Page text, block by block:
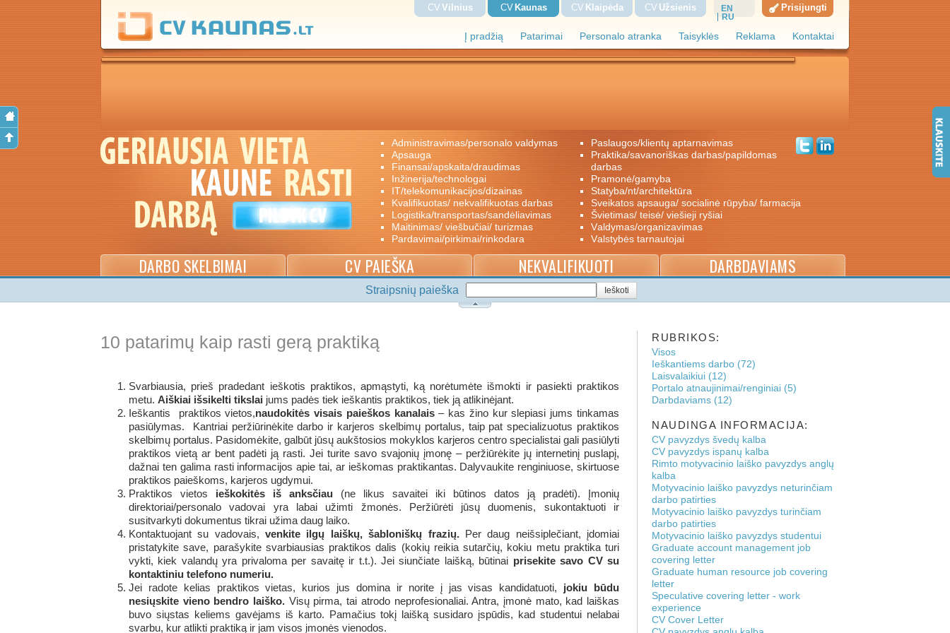
Į pradžią Patarimai Personalo atranka Taisyklės Reklama Kontaktai
CV Vilnius CV Kaunas CV Klaipėda CV Užsienis
EN
RU
Prisijungti
administravimas/personalo valdymas
apsauga
finansai/apskaita/draudimas
inžinerija/technologai
IT/telekomunikacijos/dizainas
kvalifikuotas/ nekvalifikuotas darbas
logistika/transportas/sandėliavimas
maitinimas/ viešbučiai/ turizmas
pardavimai/pirkimai/rinkodara
paslaugos/klientų aptarnavimas
praktika/savanoriškas darbas/papildomas
darbas
pramonė/gamyba
statyba/nt/architektūra
sveikatos apsauga/ socialinė rūpyba/ farmacija
švietimas/ teisė/ viešieji ryšiai
valdymas/organizavimas
valstybės tarnautojai
DARBO SKELBIMAI CV PAIEŠKA NEKVALIFIKUOTI DARBDAVIAMS
Straipsnių paieška
10 patarimų kaip rasti gerą praktiką
Svarbiausia, prieš pradedant ieškotis praktikos, apmąstyti, ką norėtumėte išmokti ir pasiekti praktikos
metu. Aiškiai išsikelti tikslai jums padės tiek ieškantis praktikos, tiek ją atlikinėjant.
Ieškantis praktikos vietos,naudokitės visais paieškos kanalais– kas žino kur slepiasi jums tinkamas
pasiūlymas. Kantriai peržiūrinėkite darbo ir karjeros skelbimų portalus, taip pat specializuotus praktikos
skelbimų portalus. Pasidomėkite, galbūt jūsų aukštosios mokyklos karjeros centro specialistai gali pasiūlyti
praktikos vietą ar bent padėti ją rasti. Jei turite savo svajonių įmonę – peržiūrėkite jų internetinį puslapį,
dažnai ten galima rasti informacijos apie tai, ar ieškomas praktikantas. Dalyvaukite renginiuose, skirtuose
praktikos paieškoms, karjeros ugdymui.
Praktikos vietos ieškokitės iš anksčiau (ne likus savaitei iki būtinos datos ją pradėti). Įmonių
direktoriai/personalo vadovai yra labai užimti žmonės. Peržiūrėti jūsų duomenis, sukontaktuoti ir
susitvarkyti dokumentus tikrai užima daug laiko.
Kontaktuojant su vadovais,venkite ilgų laiškų, šabloniškų frazių.Per daug neišsiplečiant, įdomiai
pristatykite save, parašykite svarbiausias praktikos dalis (kokių reikia sutarčių, kokiu metu praktika turi
vykti, kiek valandų yra privaloma per savaitę ir t.t.). Jei siunčiate laišką, būtinai prisekite savo CV su
kontaktiniu telefono numeriu.
Jei radote kelias praktikos vietas, kurios jus domina ir norite į jas visas kandidatuoti, jokiu būdu
nesiųskite vieno bendro laiško. Visų pirma, tai atrodo neprofesionaliai. Antra, įmonė mato, kad laiškas
buvo siųstas keliems gavėjams iš karto. Pamačius tokį laišką susidaro įspūdis, kad studentui nelabai
svarbu, kur atlikti praktiką ir jam visos įmonės vienodos.
RUBRIKOS:
Visos
Ieškantiems darbo (72)
Laisvalaikiui (12)
Portalo atnaujinimai/renginiai (5)
Darbdaviams (12)
NAUDINGA INFORMACIJA:
CV pavyzdys švedų kalba
CV pavyzdys ispanų kalba
Rimto motyvacinio laiško pavyzdys anglų
kalba
Motyvacinio laiško pavyzdys neturinčiam
darbo patirties
Motyvacinio laiško pavyzdys turinčiam
darbo patirties
Motyvacinio laiško pavyzdys studentui
Graduate account management job
covering letter
Graduate human resource job covering
letter
Speculative covering letter - work
experience
CV Cover Letter